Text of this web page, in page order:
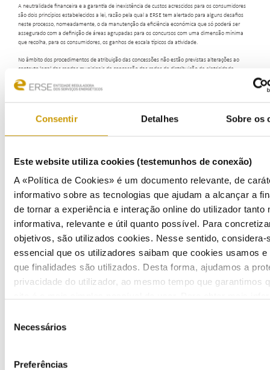
Consentir Detalhes Sobre os
Este website utiliza cookies (testemunhos de conexão)
A «Política de Cookies» é um documento relevante, de
informativo sobre as tecnologias que ajudam a alcançar a
de tornar a experiência e interação online do utilizador tanto
informativa, relevante e útil quanto possível. Para
objetivos, são utilizados cookies. Nesse sentido, considera-
essencial que os utilizadores saibam que cookies usamos e
que finalidades são utilizados. Desta forma, ajudamos a
privacidade do utilizador, ao mesmo tempo que garantimos
Política de Privacidade
Necessários
Preferências
A neutralidade financeira e a garantia de inexistência de custos acrescidos para os consumidores
são dois princípios estabelecidos a lei, razão pela qual a ERSE tem alertado para alguns desafios
neste processo, nomeadamente, o da manutenção da eficiência económica que só poderá ser
assegurado com a definição de áreas agrupadas para os concursos com uma dimensão mínima
que recolha, para os consumidores, os ganhos de escala típicos da atividade.
No âmbito dos procedimentos de atribuição das concessões não estão previstas alterações ao
contexto legal das rendas municipais de concessão das redes de distribuição de eletricidade.
Os concursos são uma oportunidade para melhorar o relacionamento entre o concedente e o
concessionário. Um dos aspetos que poderá ser alvo de melhorias (e também que mais questões